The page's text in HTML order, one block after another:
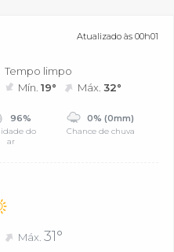
Atualizado às 00h01
Tempo limpo
Mín.19° Máx.32°
96%
do
ar
0% (0mm)
Chance de chuva
Máx. 31°